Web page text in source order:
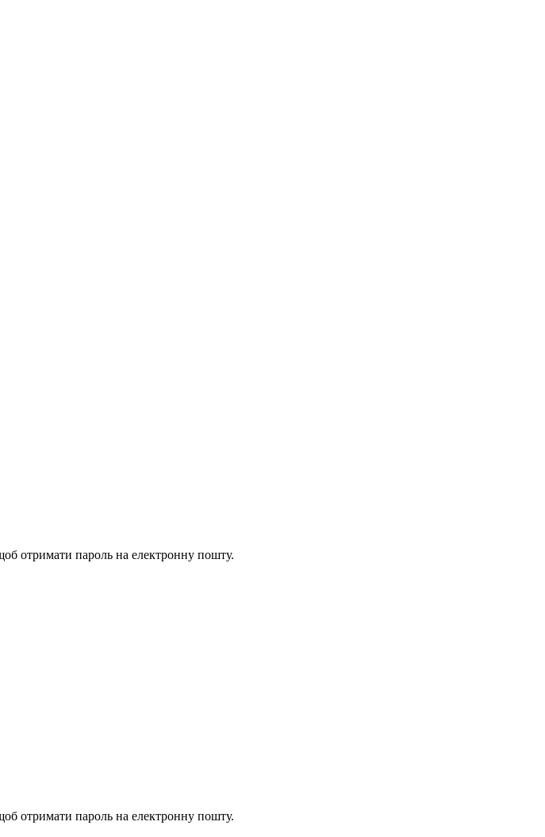
отримати пароль на електронну пошту.
отримати пароль на електронну пошту.